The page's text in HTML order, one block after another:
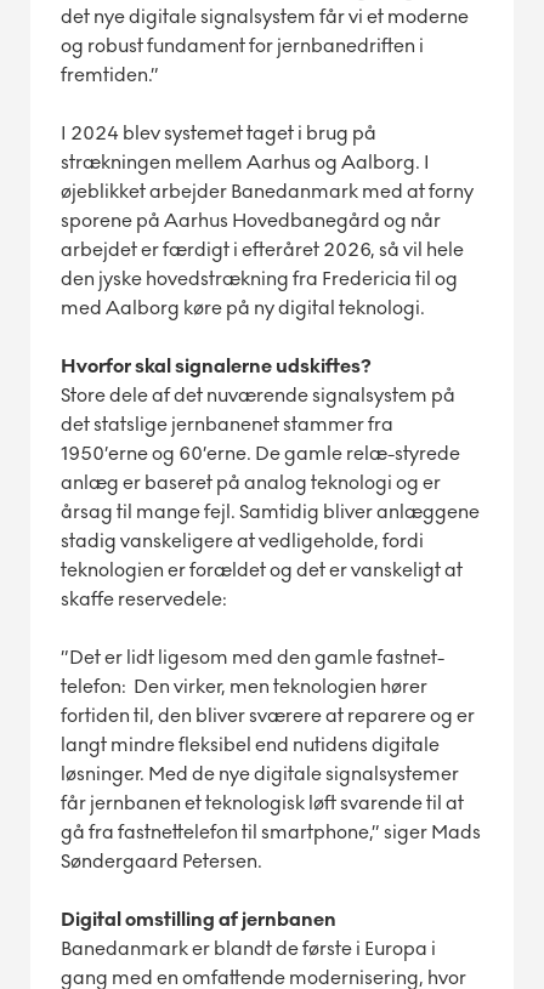
det nye digitale signalsystem får vi et moderne
og robust fundament for jernbanedriften i
fremtiden.”
I 2024 blev systemet taget i brug på
strækningen mellem Aarhus og Aalborg. I
øjeblikket arbejder Banedanmark med at forny
sporene på Aarhus Hovedbanegård og når
arbejdet er færdigt i efteråret 2026, så vil hele
den jyske hovedstrækning fra Fredericia til og
med Aalborg køre på ny digital teknologi.
Hvorfor skal signalerne udskiftes?
Store dele af det nuværende signalsystem på
det statslige jernbanenet stammer fra
1950’erne og 60’erne. De gamle relæ-styrede
anlæg er baseret på analog teknologi og er
årsag til mange fejl. Samtidig bliver anlæggene
stadig vanskeligere at vedligeholde, fordi
teknologien er forældet og det er vanskeligt at
skaffe reservedele:
”Det er lidt ligesom med den gamle fastnet-
telefon: Den virker, men teknologien hører
fortiden til, den bliver sværere at reparere og er
langt mindre fleksibel end nutidens digitale
løsninger. Med de nye digitale signalsystemer
får jernbanen et teknologisk løft svarende til at
gå fra fastnettelefon til smartphone,” siger Mads
Søndergaard Petersen.
Digital omstilling af jernbanen
Banedanmark er blandt de første i Europa i
gang med en omfattende modernisering, hvor